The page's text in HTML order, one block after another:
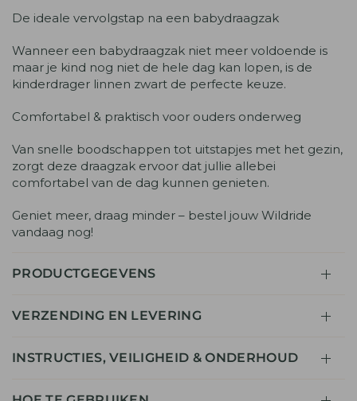
De ideale vervolgstap na een babydraagzak
Wanneer een babydraagzak niet meer voldoende is
maar je kind nog niet de hele dag kan lopen, is de
kinderdrager linnen zwart de perfecte keuze.
Comfortabel & praktisch voor ouders onderweg
Van snelle boodschappen tot uitstapjes met het gezin,
zorgt deze draagzak ervoor dat jullie allebei
comfortabel van de dag kunnen genieten.
Geniet meer, draag minder – bestel jouw Wildride
vandaag nog!
PRODUCTGEGEVENS
VERZENDING EN LEVERING
INSTRUCTIES, VEILIGHEID & ONDERHOUD